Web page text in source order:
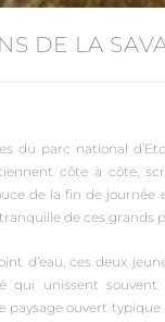
DE LA
du parc national
côte à côte,
de la fin de journée
de ces grands
d’eau, ces deux
qui unissent souvent
ouvert typique